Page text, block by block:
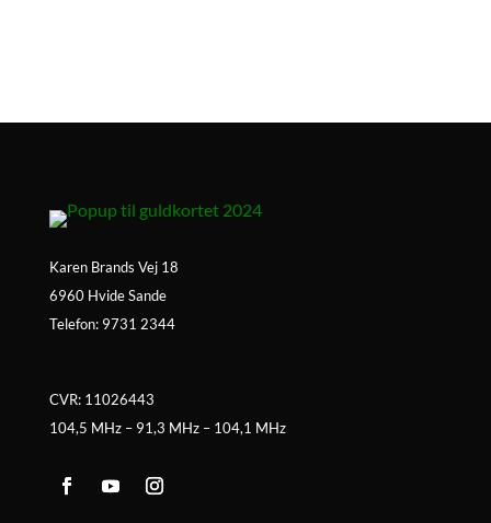
Karen Brands Vej 18
6960 Hvide Sande
Telefon: 9731 2344
CVR: 11026443
104,5 MHz – 91,3 MHz – 104,1 MHz